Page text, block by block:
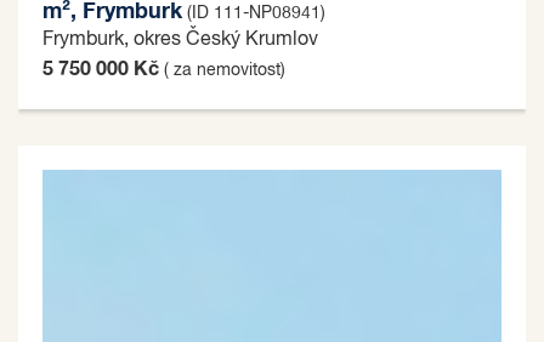
m², Frymburk(ID 111-NP08941)
Frymburk, okres Český Krumlov
5 750 000 Kč ( za nemovitost)